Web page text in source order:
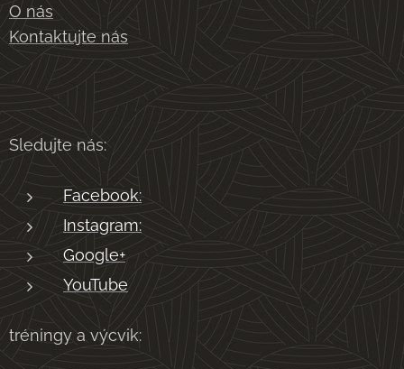
O nás
Kontaktujte nás
Sledujte nás:
Facebook:
Instagram:
Google+
YouTube
tréningy a výcvik: